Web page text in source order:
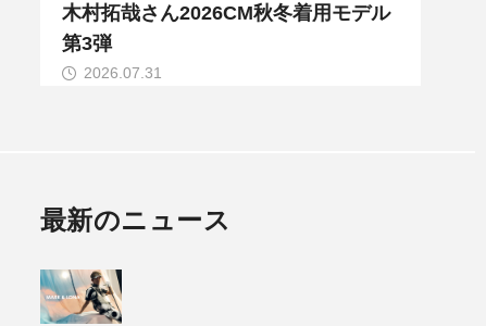
2026.07.31
木村拓哉さん2026CM秋冬着用モデル
第3弾
最新のニュース